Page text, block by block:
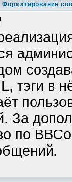
Форматирование
тэги в
За
по